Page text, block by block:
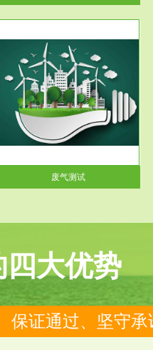
废气测试
大优势
保证通过、坚守承